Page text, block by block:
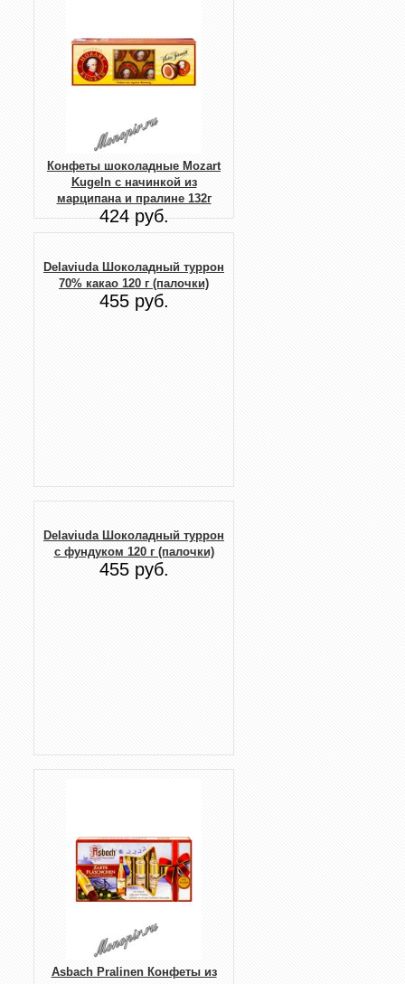
Конфеты шоколадные Mozart
Kugeln с начинкой из
марципана и пралине 132г
424 руб.
Delaviuda Шоколадный туррон
70% какао 120 г (палочки)
455 руб.
Delaviuda Шоколадный туррон
с фундуком 120 г (палочки)
455 руб.
Asbach Pralinen Конфеты из